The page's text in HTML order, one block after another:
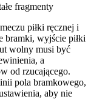
fragmenty
piłki ręcznej i
bramki, wyjście piłki
wolny musi być
a
od rzucającego.
pola bramkowego,
aby nie